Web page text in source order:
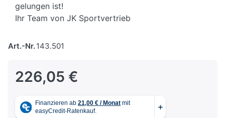
gelungen ist!
Ihr Team von JK Sportvertrieb
Art.-Nr.143.501
226,05 €